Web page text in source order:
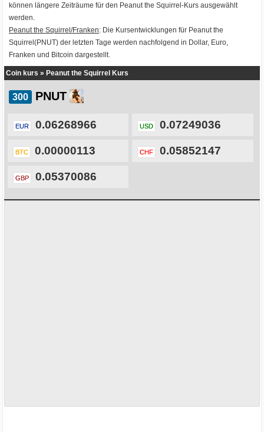
können längere Zeiträume für den Peanut the Squirrel-Kurs ausgewählt
werden.
Peanut the Squirrel/Franken: Die Kursentwicklungen für Peanut the
Squirrel(PNUT) der letzten Tage werden nachfolgend in Dollar, Euro,
Franken und Bitcoin dargestellt.
Coin kurs » Peanut the Squirrel Kurs
PNUT
EUR 0.06268966 USD 0.07249036
BTC 0.00000113 CHF 0.05852147
GBP 0.05370086